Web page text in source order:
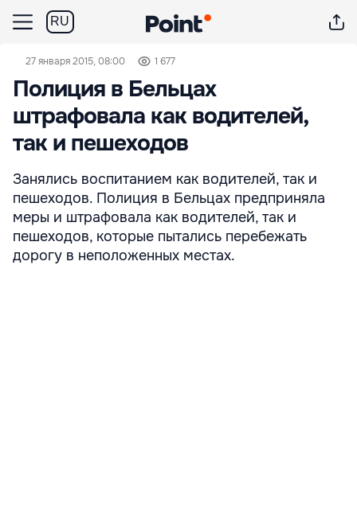
RU
27 января 2015, 08:00 1 677
Полиция в Бельцах
штрафовала как водителей,
так и пешеходов
Занялись воспитанием как водителей, так и
пешеходов. Полиция в Бельцах предприняла
меры и штрафовала как водителей, так и
пешеходов, которые пытались перебежать
дорогу в неположенных местах.